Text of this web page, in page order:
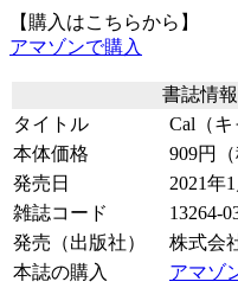
【購入はこちらから】
アマゾンで購入
書誌情報
タイトル
Cal（キ
本体価格
909円（
発売日
2021年
雑誌コード
13264-
発売（出版社）
株式会
本誌の購入
アマゾ